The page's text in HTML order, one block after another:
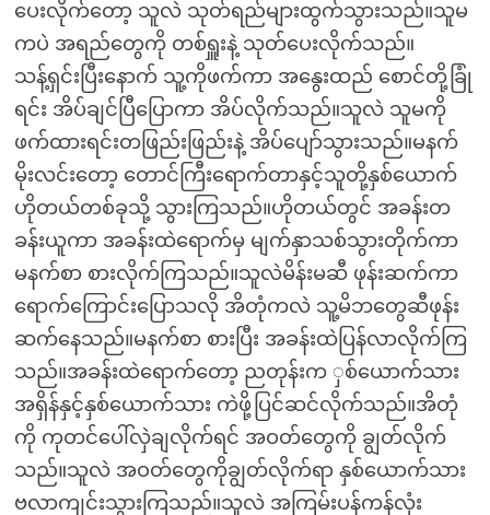
ပေးလိုက်တော့ သူလဲ သုတ်ရည်များထွက်သွားသည်။သူမ
ကပဲ အရည်တွေကို တစ်ရှူးနဲ့ သုတ်ပေးလိုက်သည်။
သန့်ရှင်းပြီးနောက် သူ့ကိုဖက်ကာ အနွေးထည် စောင်တို့ခြုံ
ရင်း အိပ်ချင်ပြီပြောကာ အိပ်လိုက်သည်။သူလဲ သူမကို
ဖက်ထားရင်းတဖြည်းဖြည်းနဲ့ အိပ်ပျော်သွားသည်။မနက်
မိုးလင်းတော့ တောင်ကြီးရောက်တာနှင့်သူတို့နှစ်ယောက်
ဟိုတယ်တစ်ခုသို့ သွားကြသည်။ဟိုတယ်တွင် အခန်းတ
ခန်းယူကာ အခန်းထဲရောက်မှ မျက်နှာသစ်သွားတိုက်ကာ
မနက်စာ စားလိုက်ကြသည်။သူလဲမိန်းမဆီ ဖုန်းဆက်ကာ
ရောက်ကြောင်းပြောသလို အိတုံကလဲ သူ့မိဘတွေဆီဖုန်း
ဆက်နေသည်။မနက်စာ စားပြီး အခန်းထဲပြန်လာလိုက်ကြ
သည်။အခန်းထဲရောက်တော့ ညတုန်းက ှစ်ယောက်သား
အရှိန်နှင့်နှစ်ယောက်သား ကဲဖို့ပြင်ဆင်လိုက်သည်။အိတုံ
ကို ကုတင်ပေါ်လှဲချလိုက်ရင် အဝတ်တွေကို ချွတ်လိုက်
သည်။သူလဲ အဝတ်တွေကိုချွတ်လိုက်ရာ နှစ်ယောက်သား
ဗလာကျင်းသွားကြသည်။သူလဲ အကြမ်းပန်ကန်လုံး